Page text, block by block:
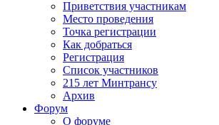
Приветствия участникам
Место проведения
Точка регистрации
Как добраться
Регистрация
Список участников
215 лет Минтрансу
Архив
Форум
О форуме